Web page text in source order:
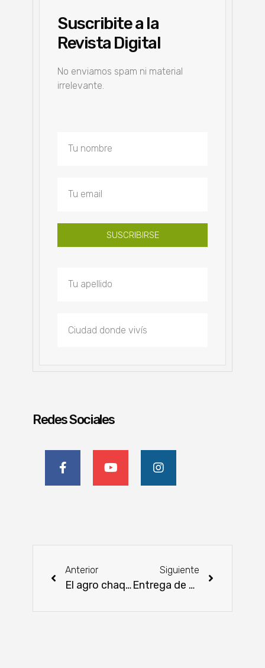
Suscribite a la
Revista Digital
No enviamos spam ni material
irrelevante.
SUSCRIBIRSE
Redes Sociales
Anterior
El agro chaqueño mostrará su potencial en Expo Pioneros 2026
Siguiente
Entrega de alevines impulsa la economía de piscicultores de Coronel Bogado